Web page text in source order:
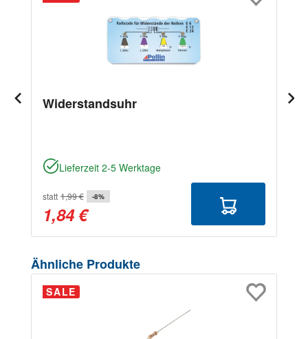
Widerstandsuhr
Lieferzeit 2-5 Werktage
statt 1,99 € -8%
1,84 €
Produktgalerie überspringen
Ähnliche Produkte
SALE